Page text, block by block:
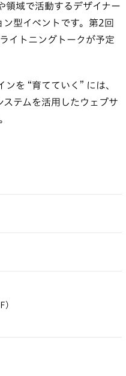
領域で活動するデザイナー
型イベントです。第2回
イトニングトークが予定
を “育てていく” には、
テムを活用したウェブサ